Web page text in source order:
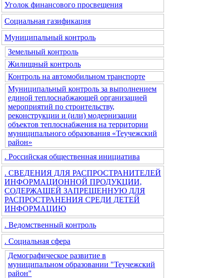
Уголок финансового просвещения
Социальная газификация
Муниципальный контроль
Земельный контроль
Жилищный контроль
Контроль на автомобильном транспорте
Муниципальный контроль за выполнением
единой теплоснабжающей организацией
мероприятий по строительству,
реконструкции и (или) модернизации
объектов теплоснабжения на территории
муниципального образования «Теучежский
район»
. Российская общественная инициатива
. СВЕДЕНИЯ ДЛЯ РАСПРОСТРАНИТЕЛЕЙ
ИНФОРМАЦИОННОЙ ПРОДУКЦИИ,
СОДЕРЖАЩЕЙ ЗАПРЕЩЕННУЮ ДЛЯ
РАСПРОСТРАНЕНИЯ СРЕДИ ДЕТЕЙ
ИНФОРМАЦИЮ
. Ведомственный контроль
. Социальная сфера
Демографическое развитие в
муниципальном образовании "Теучежский
район"